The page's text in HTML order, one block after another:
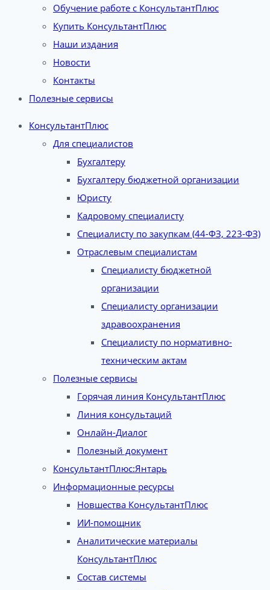
Обучение работе с КонсультантПлюс
Купить КонсультантПлюс
Наши издания
Новости
Контакты
Полезные сервисы
КонсультантПлюс
Для специалистов
Бухгалтеру
Бухгалтеру бюджетной организации
Юристу
Кадровому специалисту
Специалисту по закупкам (44-ФЗ, 223-ФЗ)
Отраслевым специалистам
Специалисту бюджетной
организации
Специалисту организации
здравоохранения
Специалисту по нормативно-
техническим актам
Полезные сервисы
Горячая линия КонсультантПлюс
Линия консультаций
Онлайн-Диалог
Полезный документ
КонсультантПлюс:Янтарь
Информационные ресурсы
Новшества КонсультантПлюс
ИИ-помощник
Аналитические материалы
КонсультантПлюс
Состав системы